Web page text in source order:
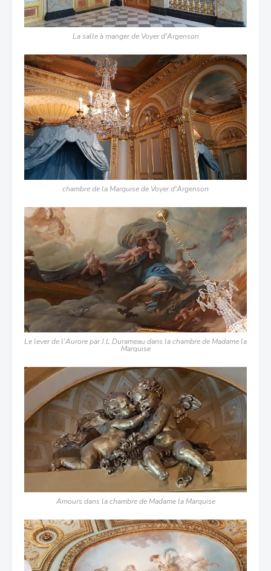
La salle à mangerde Voyer d'Argenson
chambre de la Marquise de Voyer d'Argenson
Le lever de l'Aurore par J.L.Durameau dans la chambre de Madame la
Marquise
Amours dans la chambre de Madame la Marquise